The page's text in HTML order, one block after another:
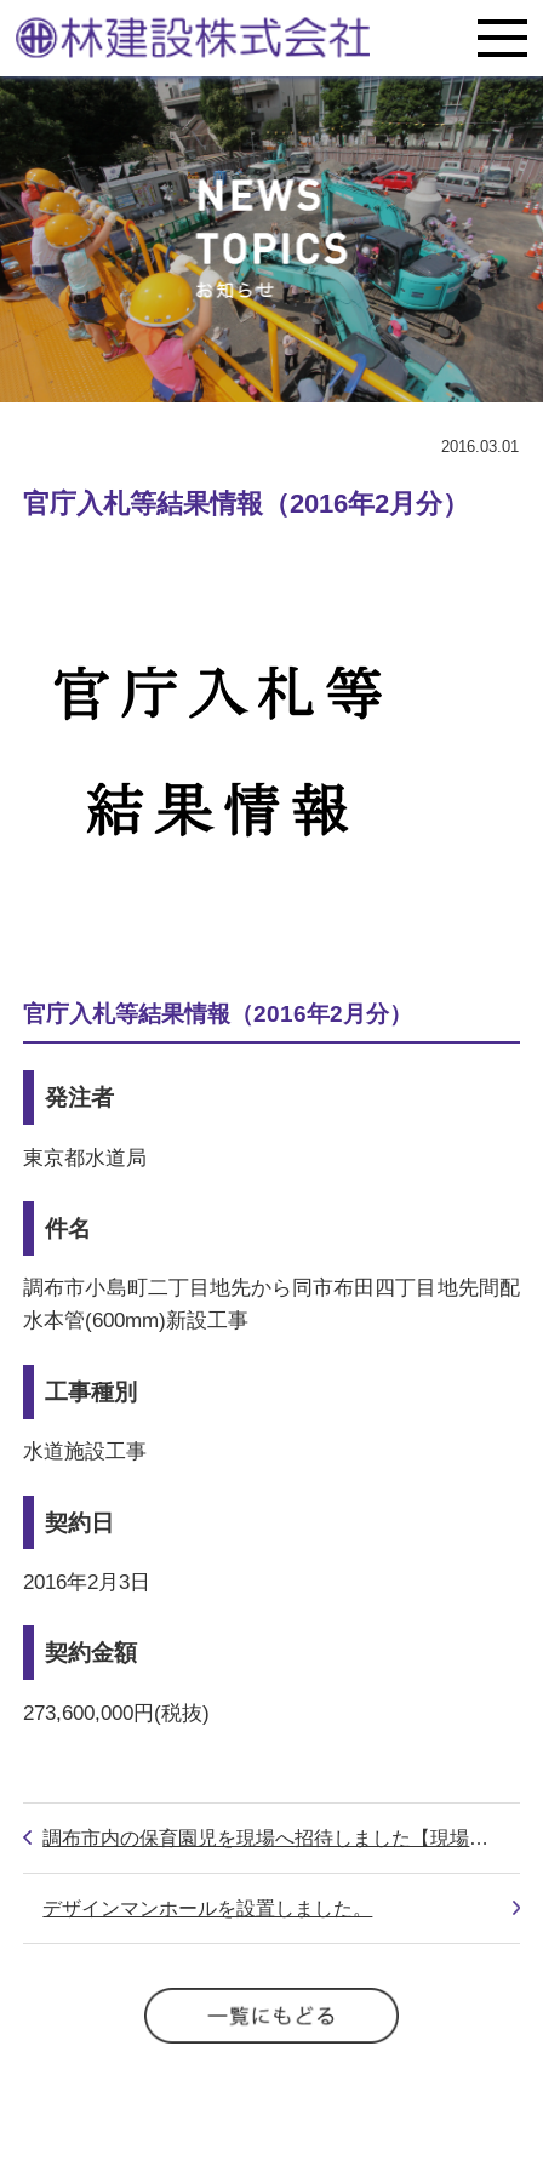
2016.03.01
官庁入札等結果情報（2016年2月分）
官庁入札等結果情報（2016年2月分）
発注者
東京都水道局
件名
調布市小島町二丁目地先から同市布田四丁目地先間配
水本管(600mm)新設工事
工事種別
水道施設工事
契約日
2016年2月3日
契約金額
273,600,000円(税抜)
調布市内の保育園児を現場へ招待しました【現場開放】
デザインマンホールを設置しました。